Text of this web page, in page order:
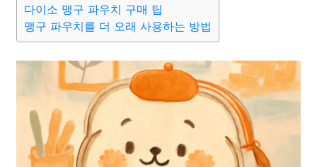
다이소 맹구 파우치 구매 팁
맹구 파우치를 더 오래 사용하는 방법